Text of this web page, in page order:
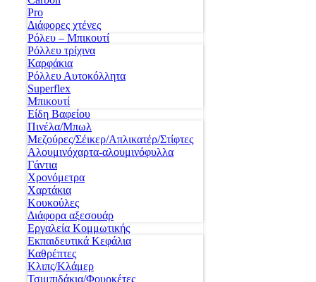
Pro
Διάφορες χτένες
Ρόλευ – Μπικουτί
Ρόλλευ τρίχινα
Καρφάκια
Ρόλλευ Αυτοκόλλητα
Superflex
Μπικουτί
Είδη Βαφείου
Πινέλα/Μπωλ
Μεζούρες/Σέικερ/Απλικατέρ/Στίφτες
Αλουμινόχαρτα-αλουμινόφυλλα
Γάντια
Χρονόμετρα
Χαρτάκια
Κουκούλες
Διάφορα αξεσουάρ
Εργαλεία Κομμωτικής
Εκπαιδευτικά Κεφάλια
Καθρέπτες
Κλιπς/Κλάμερ
Τσιμπιδάκια/Φουρκέτες